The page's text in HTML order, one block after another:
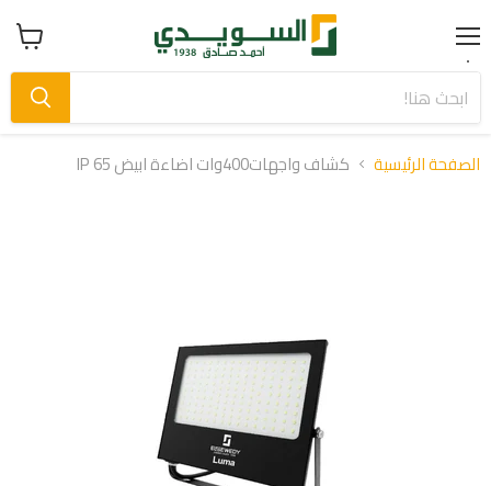
Menu عرض
سلة
الصفحة الرئيسية كشاف واجهات400وات اضاءة ابيض IP 65